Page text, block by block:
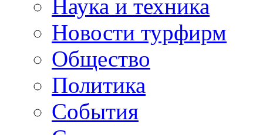
Наука и техника
Новости турфирм
Общество
Политика
События